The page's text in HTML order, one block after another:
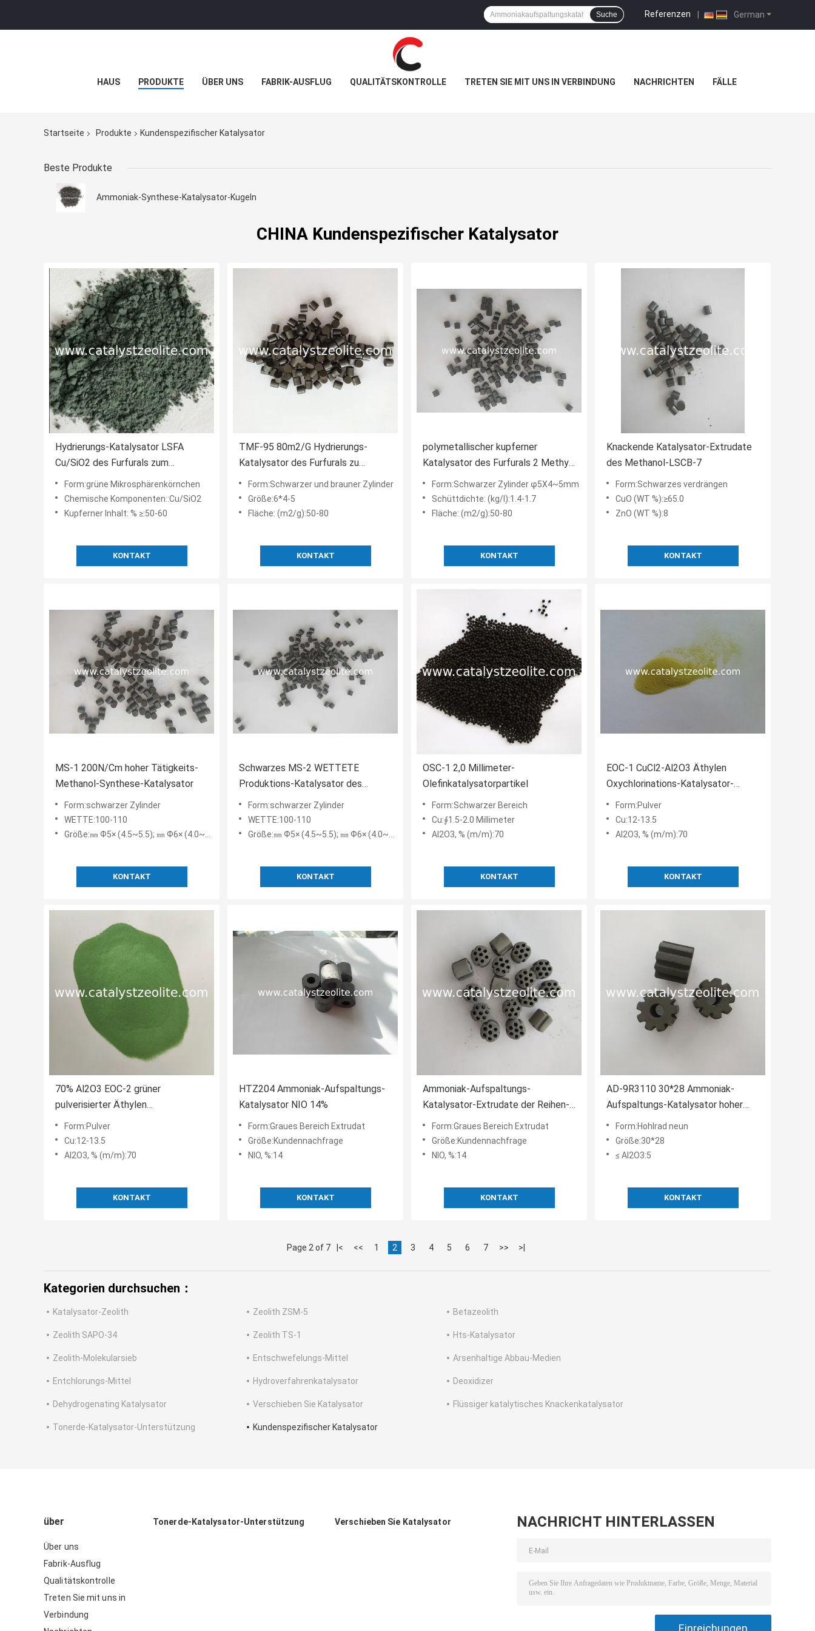
German
Referenzen |
Suche
HAUS PRODUKTE ÜBER UNS FABRIK-AUSFLUG QUALITÄTSKONTROLLE TRETEN SIE MIT UNS IN VERBINDUNG NACHRICHTEN FÄLLE
Startseite Produkte Kundenspezifischer Katalysator
Beste Produkte
Ammoniak-Synthese-Katalysator-Kugeln
CHINA Kundenspezifischer Katalysator
Hydrierungs-Katalysator LSFA
Cu/SiO2 des Furfurals zum
Furfurylalkohol
Form:grüne Mikrosphärenkörnchen
Chemische Komponenten::Cu/SiO2
Kupferner Inhalt: % ≥:50-60
KONTAKT
TMF-95 80m2/G Hydrierungs-
Katalysator des Furfurals zu
Dimethylfuran
Form:Schwarzer und brauner Zylinder
Größe:6*4-5
Fläche: (m2/g):50-80
KONTAKT
polymetallischer kupferner
Katalysator des Furfurals 2 Methyl
zum Furan
Form:Schwarzer Zylinder φ5X4~5mm
Schüttdichte: (kg/l):1.4-1.7
Fläche: (m2/g):50-80
KONTAKT
Knackende Katalysator-Extrudate
des Methanol-LSCB-7
Form:Schwarzes verdrängen
CuO (WT %):≥65.0
ZnO (WT %):8
KONTAKT
MS-1 200N/Cm hoher Tätigkeits-
Methanol-Synthese-Katalysator
Form:schwarzer Zylinder
WETTE:100-110
Größe:㎜ Ф5× (4.5~5.5); ㎜ Ф6× (4.0~4.5)
KONTAKT
Schwarzes MS-2 WETTETE
Produktions-Katalysator des
Methanol-110
Form:schwarzer Zylinder
WETTE:100-110
Größe:㎜ Ф5× (4.5~5.5); ㎜ Ф6× (4.0~4.5)
KONTAKT
OSC-1 2,0 Millimeter-
Olefinkatalysatorpartikel
Form:Schwarzer Bereich
Cu:∮1.5-2.0 Millimeter
Al2O3, % (m/m):70
KONTAKT
EOC-1 CuCl2-Al2O3 Äthylen
Oxychlorinations-Katalysator-
Pulver
Form:Pulver
Cu:12-13.5
Al2O3, % (m/m):70
KONTAKT
70% Al2O3 EOC-2 grüner
pulverisierter Äthylen
Oxychlorinations-Katalysator
Form:Pulver
Cu:12-13.5
Al2O3, % (m/m):70
KONTAKT
HTZ204 Ammoniak-Aufspaltungs-
Katalysator NIO 14%
Form:Graues Bereich Extrudat
Größe:Kundennachfrage
NIO, %:14
KONTAKT
Ammoniak-Aufspaltungs-
Katalysator-Extrudate der Reihen-
LSZ112
Form:Graues Bereich Extrudat
Größe:Kundennachfrage
NIO, %:14
KONTAKT
AD-9R3110 30*28 Ammoniak-
Aufspaltungs-Katalysator hoher
Temperatur
Form:Hohlrad neun
Größe:30*28
≤ Al2O3:5
KONTAKT
Page 2 of 7 |< << 1 2 3 4 5 6 7 >> >|
Kategorien durchsuchen：
Katalysator-Zeolith Zeolith ZSM-5 Betazeolith
Zeolith SAPO-34 Zeolith TS-1 Hts-Katalysator
Zeolith-Molekularsieb Entschwefelungs-Mittel Arsenhaltige Abbau-Medien
Entchlorungs-Mittel Hydroverfahrenkatalysator Deoxidizer
Dehydrogenating Katalysator Verschieben Sie Katalysator Flüssiger katalytisches Knackenkatalysator
Tonerde-Katalysator-Unterstützung Kundenspezifischer Katalysator
über
Über uns
Fabrik-Ausflug
Qualitätskontrolle
Treten Sie mit uns in
Verbindung
Tonerde-Katalysator-Unterstützung Verschieben Sie Katalysator NACHRICHT HINTERLASSEN